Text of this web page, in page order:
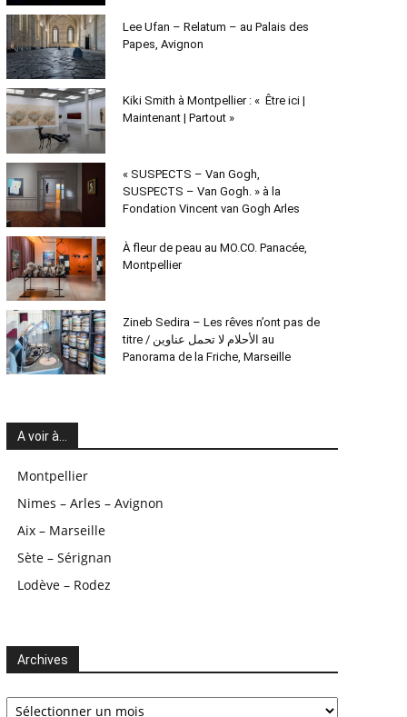
Lee Ufan – Relatum – au Palais des
Papes, Avignon
Kiki Smith à Montpellier : « Être ici |
Maintenant | Partout »
« SUSPECTS – Van Gogh,
SUSPECTS – Van Gogh. » à la
Fondation Vincent van Gogh Arles
À fleur de peau au MO.CO. Panacée,
Montpellier
Zineb Sedira – Les rêves n’ont pas de
titre / الأحلام لا تحمل عناوين au
Panorama de la Friche, Marseille
A voir à…
Montpellier
Nimes – Arles – Avignon
Aix – Marseille
Sète – Sérignan
Lodève – Rodez
Archives
Archives